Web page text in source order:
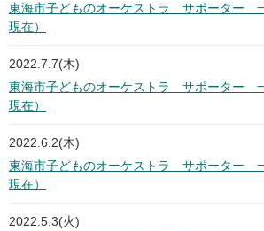
東海市子どものオーケストラ サポーター
現在）
2022.7.7(木)
東海市子どものオーケストラ サポーター
現在）
2022.6.2(木)
東海市子どものオーケストラ サポーター
現在）
2022.5.3(火)